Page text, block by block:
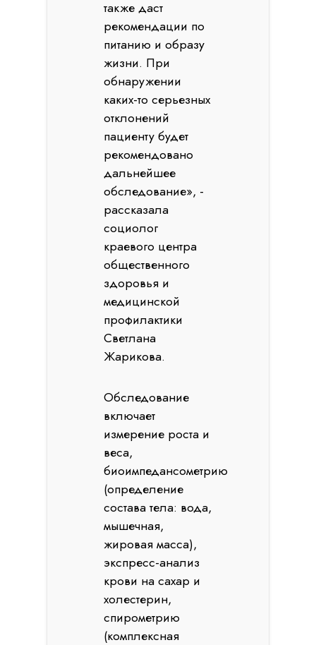
также даст
рекомендации по
питанию и образу
жизни. При
обнаружении
каких-то серьезных
отклонений
пациенту будет
рекомендовано
дальнейшее
обследование», -
рассказала
социолог
краевого центра
общественного
здоровья и
медицинской
профилактики
Светлана
Жарикова.
Обследование
включает
измерение роста и
веса,
биоимпедансометрию
(определение
состава тела: вода,
мышечная,
жировая масса),
экспресс-анализ
крови на сахар и
холестерин,
спирометрию
(комплексная